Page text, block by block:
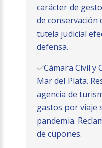
carácter de
de conservación
tutela judicial
defensa.
Cámara Civil y
Mar del Plata.
agencia de
gastos por viaje
pandemia.
de cupones.